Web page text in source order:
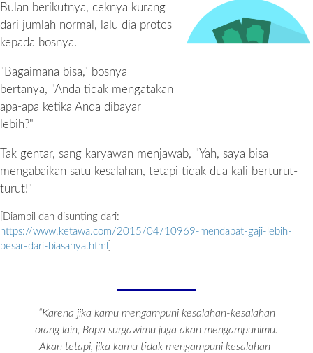
Bulan berikutnya, ceknya kurang
dari jumlah normal, lalu dia protes
kepada bosnya.
"Bagaimana bisa," bosnya
bertanya, "Anda tidak mengatakan
apa-apa ketika Anda dibayar
lebih?"
Tak gentar, sang karyawan menjawab, "Yah, saya bisa
mengabaikan satu kesalahan, tetapi tidak dua kali berturut-
turut!"
[Diambil dan disunting dari:
https://www.ketawa.com/2015/04/10969-mendapat-gaji-lebih-
besar-dari-biasanya.html
“Karena jika kamu mengampuni kesalahan-kesalahan
orang lain, Bapa surgawimu juga akan mengampunimu.
Akan tetapi, jika kamu tidak mengampuni kesalahan-